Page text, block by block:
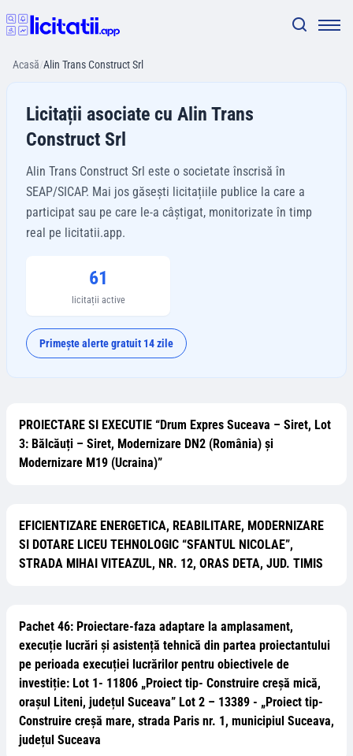
Acasă/Alin Trans Construct Srl
Licitații asociate cu Alin Trans
Construct Srl
Alin Trans Construct Srl este o societate înscrisă în
SEAP/SICAP. Mai jos găsești licitațiile publice la care a
participat sau pe care le-a câștigat, monitorizate în timp
real pe licitatii.app.
61
licitații active
Primește alerte gratuit 14 zile
PROIECTARE SI EXECUTIE “Drum Expres Suceava – Siret, Lot
3: Bălcăuți – Siret, Modernizare DN2 (România) și
Modernizare M19 (Ucraina)”
EFICIENTIZARE ENERGETICA, REABILITARE, MODERNIZARE
SI DOTARE LICEU TEHNOLOGIC “SFANTUL NICOLAE”,
STRADA MIHAI VITEAZUL, NR. 12, ORAS DETA, JUD. TIMIS
Pachet 46: Proiectare-faza adaptare la amplasament,
execuție lucrări și asistență tehnică din partea proiectantului
pe perioada execuției lucrărilor pentru obiectivele de
investiție: Lot 1- 11806 „Proiect tip- Construire creșă mică,
orașul Liteni, județul Suceava” Lot 2 – 13389 - „Proiect tip-
Construire creșă mare, strada Paris nr. 1, municipiul Suceava,
județul Suceava